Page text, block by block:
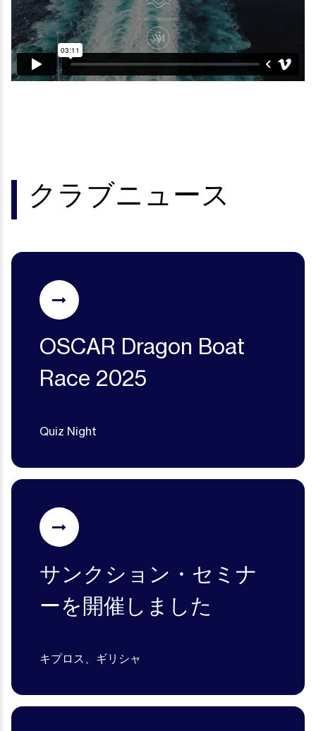
クラブニュース
OSCAR Dragon Boat
Race 2025
Quiz Night
サンクション・セミナ
ーを開催しました
キプロス、ギリシャ